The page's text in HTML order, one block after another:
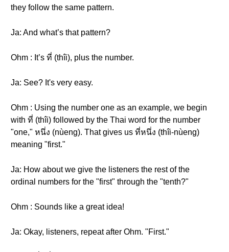
they follow the same pattern.
Ja: And what’s that pattern?
Ohm : It’s ที่ (thîi), plus the number.
Ja: See? It's very easy.
Ohm : Using the number one as an example, we begin
with ที่ (thîi) followed by the Thai word for the number
"one," หนึ่ง (nùeng). That gives us ที่หนึ่ง (thîi-nùeng)
meaning "first."
Ja: How about we give the listeners the rest of the
ordinal numbers for the "first" through the "tenth?"
Ohm : Sounds like a great idea!
Ja: Okay, listeners, repeat after Ohm. "First."